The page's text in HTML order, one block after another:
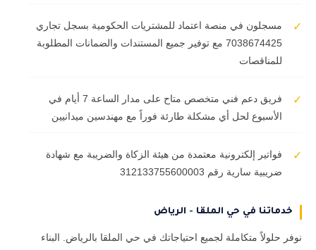
✓
مسجلون في منصة اعتماد للمشتريات الحكومية بسجل تجاري
7038674425 مع توفير جميع المستندات والضمانات المطلوبة
للمناقصات
✓
فريق دعم فني متخصص متاح على مدار الساعة 7 أيام في
الأسبوع لحل أي مشكلة طارئة فوراً مع مهندسين ميدانيين
✓
فواتير إلكترونية معتمدة من هيئة الزكاة والضريبة مع شهادة
ضريبية سارية رقم 312133755600003
خدماتنا في حي الملقا - الرياض
نوفر حلولاً متكاملة لجميع احتياجاتك في حي الملقا بالرياض. البناء